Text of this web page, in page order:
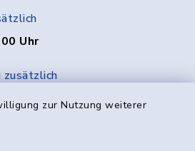
zur Nutzung weiterer
Uhr
zusätzlich
Uhr